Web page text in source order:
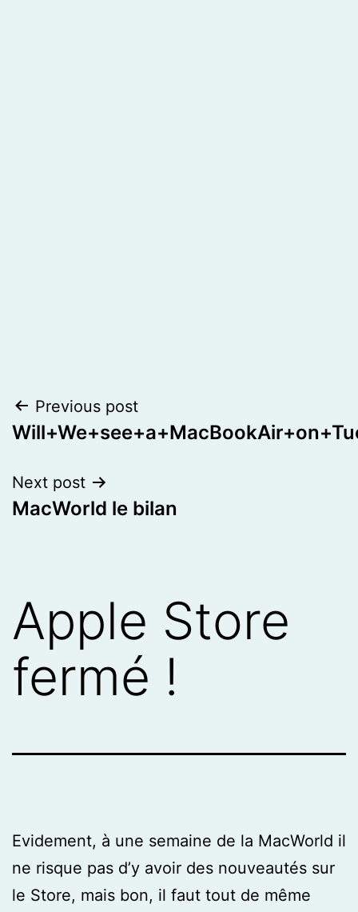
Post
navigation
Previous post
Next post
MacWorld le bilan
Apple Store
fermé !
Evidement, à une semaine de la MacWorld il
ne risque pas d’y avoir des nouveautés sur
le Store, mais bon, il faut tout de même